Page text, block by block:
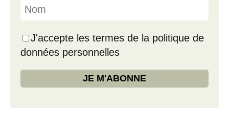
J'accepte les termes de la politique de
données personnelles